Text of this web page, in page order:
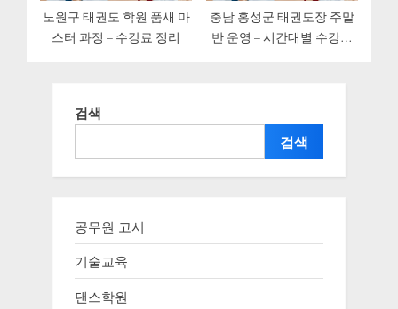
노원구 태권도 학원 품새 마
스터 과정 – 수강료 정리
충남 홍성군 태권도장 주말
반 운영 – 시간대별 수강료
검색
검색
공무원 고시
기술교육
댄스학원